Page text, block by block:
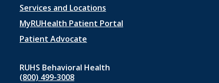
Footer
menu
1
Services and Locations
MyRUHealth Patient Portal
Patient Advocate
RUHS Behavioral Health
(800) 499-3008